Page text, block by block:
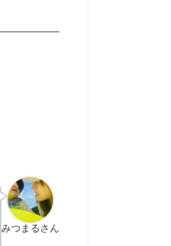
みつまるさん